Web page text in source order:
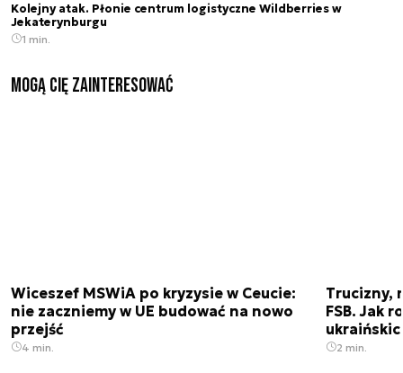
Kolejny atak. Płonie centrum logistyczne Wildberries w
Jekaterynburgu
1 min.
Mogą Cię zainteresować
Wiceszef MSWiA po kryzysie w Ceucie:
nie zaczniemy w UE budować na nowo
przejść
4 min.
Trucizny,
FSB. Jak
2 min.